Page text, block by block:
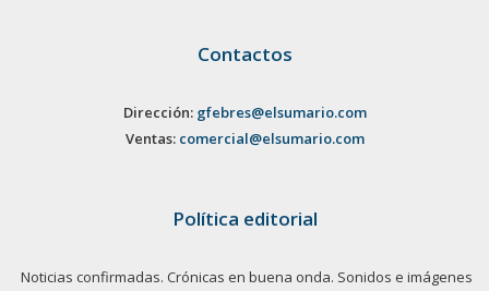
Contactos
Dirección: gfebres@elsumario.com
Ventas: comercial@elsumario.com
Política editorial
Noticias confirmadas. Crónicas en buena onda. Sonidos e imágenes